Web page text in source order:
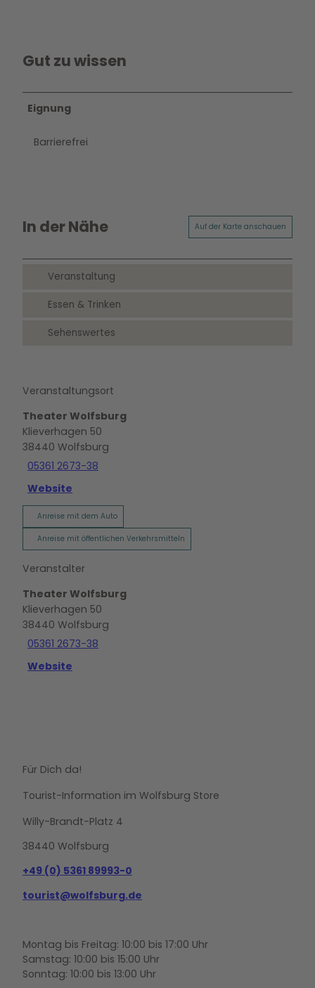
Gut zu wissen
Eignung
Barrierefrei
In der Nähe Auf der Karte anschauen
Veranstaltung
Essen & Trinken
Sehenswertes
Veranstaltungsort
Theater Wolfsburg
Klieverhagen 50
38440 Wolfsburg
05361 2673-38
Website
Anreise mit dem Auto
Anreise mit öffentlichen Verkehrsmitteln
Veranstalter
Theater Wolfsburg
Klieverhagen 50
38440 Wolfsburg
05361 2673-38
Website
Für Dich da!
Tourist-Information im Wolfsburg Store
Willy-Brandt-Platz 4
38440 Wolfsburg
+49 (0) 5361 89993-0
tourist@wolfsburg.de
Montag bis Freitag: 10:00 bis 17:00 Uhr
Samstag: 10:00 bis 15:00 Uhr
Sonntag: 10:00 bis 13:00 Uhr